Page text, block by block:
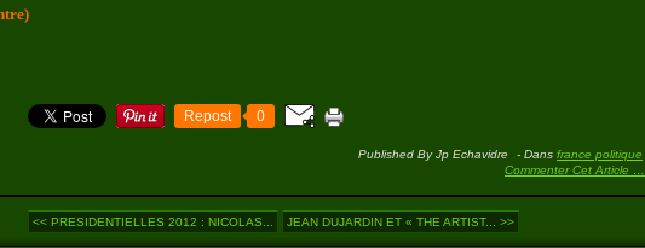
Repost 0
Published By Jp Echavidre - Dans france politique
Commenter Cet Article …
<< PRESIDENTIELLES 2012 : NICOLAS... JEAN DUJARDIN ET « THE ARTIST... >>